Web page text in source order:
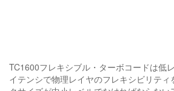
TC1600フレキシブル・ターボコードは低レ
イテンシで物理レイヤのフレキシビリティ